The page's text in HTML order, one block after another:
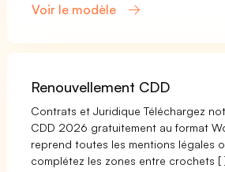
Voir le modèle
Renouvellement CDD
Contrats et Juridique Téléchargez
CDD 2026 gratuitement au format
reprend toutes les mentions légales
complétez les zones entre crochets [